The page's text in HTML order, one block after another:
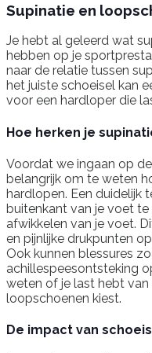
Supinatie en
Je hebt al geleerd wat
hebben op je
naar de relatie tussen
het juiste schoeisel kan
voor een hardloper die
Hoe herken je
Voordat we ingaan op
belangrijk om te weten
hardlopen. Een duidelijk
buitenkant van je voet
afwikkelen van je voet.
en pijnlijke drukpunten
Ook kunnen blessures
achillespeesontsteking
weten of je last hebt
loopschoenen kiest.
De impact van